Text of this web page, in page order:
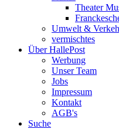
Theater
Umwelt &
vermischtes
Über HallePost
Werbung
Unser Team
Jobs
Impressum
Kontakt
AGB's
Suche